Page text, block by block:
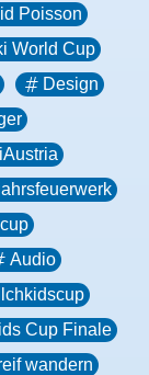
Poisson
World Cup
Design
Audio
Cup Finale
wandern